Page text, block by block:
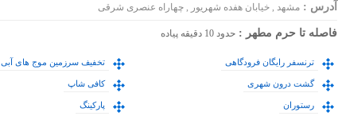
آدرس :مشهد , خیابان هفده شهریور , چهاراه عنصری شرقی
فاصله تا حرم مطهر :حدود 10 دقیقه پیاده
ترنسفر رایگان فرودگاهی تخفیف سرزمین موج های آبی
گشت درون شهری کافی شاپ
رستوران پارکینگ